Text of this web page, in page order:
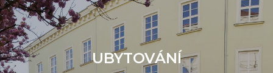
UBYTOVÁNÍ